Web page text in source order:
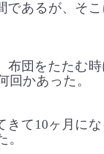
であるが、そ
布団をたたむ
回かあった。
きて10ヶ月に